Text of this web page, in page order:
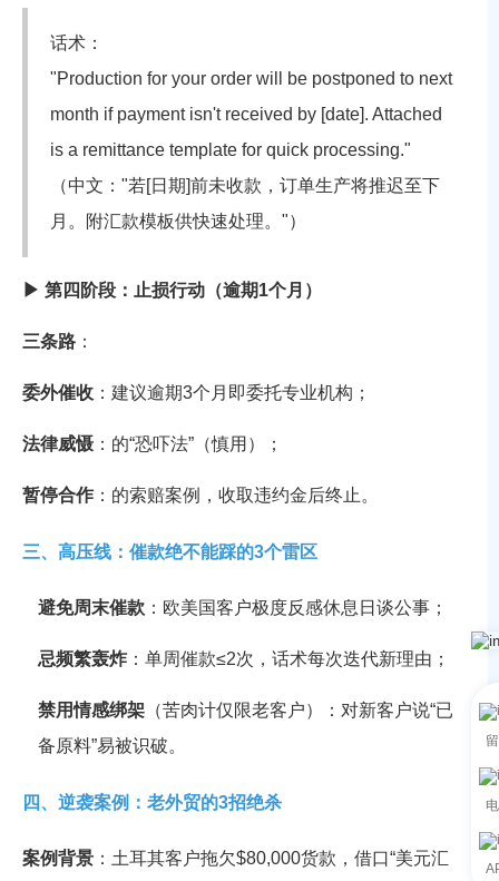
话术：
"Production for your order will be postponed to next
month if payment isn't received by [date]. Attached
is a remittance template for quick processing."
（中文："若[日期]前未收款，订单生产将推迟至下
月。附汇款模板供快速处理。"）
▶ 第四阶段：止损行动（逾期1个月）
三条路 ：
委外催收 ： 建议逾期3个月即委托专业机构；
法律威慑 ： 的“恐吓法”（慎用）；
暂停合作 ： 的索赔案例，收取违约金后终止。
三、高压线：催款绝不能踩的3个雷区
避免周末催款 ：欧美国客户极度反感休息日谈公事；
忌频繁轰炸：单周催款≤2次，话术每次迭代新理由；
禁用情感绑架 （苦肉计仅限老客户）：对新客户说“已
备原料”易被识破。
四、逆袭案例：老外贸的3招绝杀
案例背景 ：土耳其客户拖欠$80,000货款，借口“美元汇